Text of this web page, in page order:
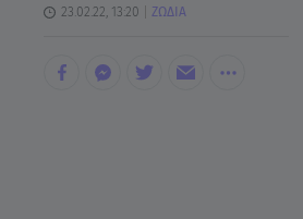
23.02.22, 13:20 ΖΩΔΙΑ